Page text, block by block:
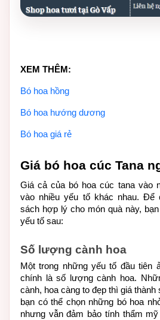
XEM THÊM:
Bó hoa hồng
Bó hoa hướng dương
Bó hoa giá rẻ
Giá bó hoa cúc Tana
Giá cả của bó hoa cúc tana vào
vào nhiều yếu tố khác nhau. Để
sách hợp lý cho món quà này,
yếu tố sau:
Số lượng cành hoa
Một trong những yếu tố đầu tiên
chính là số lượng cành hoa.
cành, hoa càng to đẹp thì giá thành
bạn có thể chọn những bó hoa
nhưng vẫn đảm bảo tính thẩm